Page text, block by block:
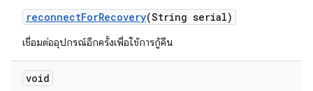
reconnectForRecovery(String serial)
เชื่อมต่ออุปกรณ์อีกครั้งเพื่อใช้การกู้คืน
void